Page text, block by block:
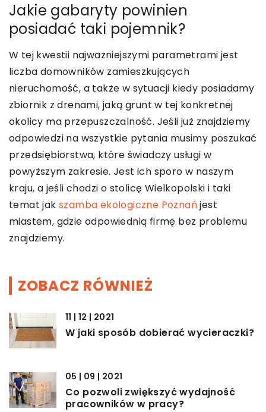
Jakie gabaryty powinien
posiadać taki pojemnik?
W tej kwestii najważniejszymi parametrami jest
liczba domowników zamieszkujących
nieruchomość, a także w sytuacji kiedy posiadamy
zbiornik z drenami, jaką grunt w tej konkretnej
okolicy ma przepuszczalność. Jeśli już znajdziemy
odpowiedzi na wszystkie pytania musimy poszukać
przedsiębiorstwa, które świadczy usługi w
powyższym zakresie. Jest ich sporo w naszym
kraju, a jeśli chodzi o stolicę Wielkopolski i taki
temat jakszamba ekologiczne Poznańjest
miastem, gdzie odpowiednią firmę bez problemu
znajdziemy.
ZOBACZ RÓWNIEŻ
11 | 12 | 2021
W jaki sposób dobierać wycieraczki?
05 | 09 | 2021
Co pozwoli zwiększyć wydajność
pracowników w pracy?